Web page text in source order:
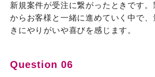
新規案件が受注に繋がったときです
からお客様と一緒に進めていく中で、
きにやりがいや喜びを感じます。
Question 06